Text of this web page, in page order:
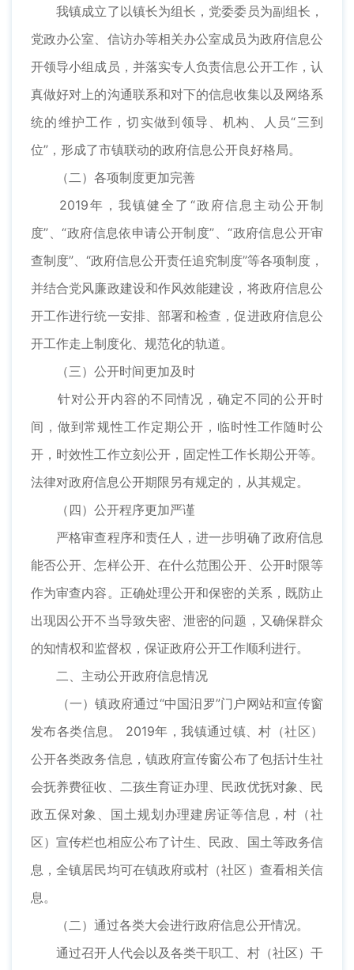
我镇成立了以镇长为组长，党委委员为副组长，
党政办公室、信访办等相关办公室成员为政府信息公
开领导小组成员，并落实专人负责信息公开工作，认
真做好对上的沟通联系和对下的信息收集以及网络系
统的维护工作，切实做到领导、机构、人员“三到
位”，形成了市镇联动的政府信息公开良好格局。
（二）各项制度更加完善
2019年，我镇健全了“政府信息主动公开制
度”、“政府信息依申请公开制度”、“政府信息公开审
查制度”、“政府信息公开责任追究制度”等各项制度，
并结合党风廉政建设和作风效能建设，将政府信息公
开工作进行统一安排、部署和检查，促进政府信息公
开工作走上制度化、规范化的轨道。
（三）公开时间更加及时
针对公开内容的不同情况，确定不同的公开时
间，做到常规性工作定期公开，临时性工作随时公
开，时效性工作立刻公开，固定性工作长期公开等。
法律对政府信息公开期限另有规定的，从其规定。
（四）公开程序更加严谨
严格审查程序和责任人，进一步明确了政府信息
能否公开、怎样公开、在什么范围公开、公开时限等
作为审查内容。正确处理公开和保密的关系，既防止
出现因公开不当导致失密、泄密的问题，又确保群众
的知情权和监督权，保证政府公开工作顺利进行。
二、主动公开政府信息情况
（一）镇政府通过“中国汨罗”门户网站和宣传窗
发布各类信息。 2019年，我镇通过镇、村（社区）
公开各类政务信息，镇政府宣传窗公布了包括计生社
会抚养费征收、二孩生育证办理、民政优抚对象、民
政五保对象、国土规划办理建房证等信息，村（社
区）宣传栏也相应公布了计生、民政、国土等政务信
息，全镇居民均可在镇政府或村（社区）查看相关信
息。
（二）通过各类大会进行政府信息公开情况。
通过召开人代会以及各类干职工、村（社区）干